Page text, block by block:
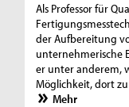
Als Professor für
der Aufbereitung
unternehmerische
er unter anderem,
Möglichkeit, dort
Mehr